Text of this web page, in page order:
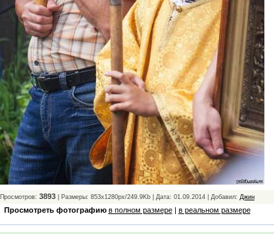
Просмотров: 3893| Размеры: 853x1280px/249.9Kb | Дата: 01.09.2014 | Добавил: Джин
Просмотреть фотографию в полном размере| в реальном размере